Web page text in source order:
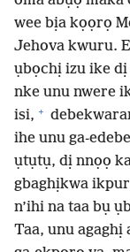
wee bịa kọọrọ
Jehova kwuru.
ụbọchị izu ike dị
nke unu nwere
isi, +
ihe unu ga-
ụtụtụ, dị nnọọ
gbaghịkwa
n’ihi na taa bụ
Taa, unu agaghị